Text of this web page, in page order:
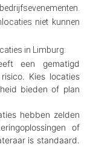
niet kunnen
in Limburg:
een gematigd
Kies locaties
bieden of plan
hebben zelden
of
is standaard.